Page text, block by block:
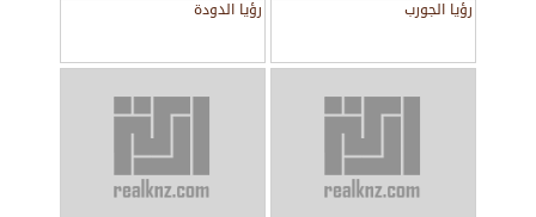
رؤيا الجورب رؤيا الدودة